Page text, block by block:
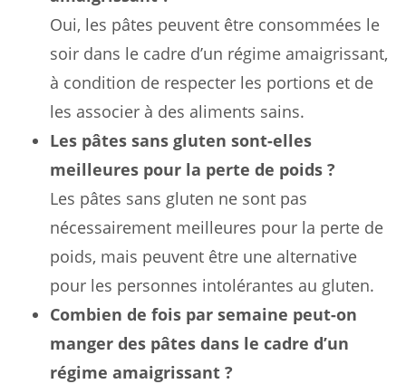
Oui, les pâtes peuvent être consommées le
soir dans le cadre d’un régime amaigrissant,
à condition de respecter les portions et de
les associer à des aliments sains.
Les pâtes sans gluten sont-elles
meilleures pour la perte de poids ?
Les pâtes sans gluten ne sont pas
nécessairement meilleures pour la perte de
poids, mais peuvent être une alternative
pour les personnes intolérantes au gluten.
Combien de fois par semaine peut-on
manger des pâtes dans le cadre d’un
régime amaigrissant ?